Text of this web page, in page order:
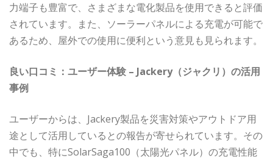
力端子も豊富で、さまざまな電化製品を使用できると評価
されています。また、ソーラーパネルによる充電が可能で
あるため、屋外での使用に便利という意見も見られます。
良い口コミ：ユーザー体験 – Jackery（ジャクリ）の活用
事例
ユーザーからは、Jackery製品を災害対策やアウトドア用
途として活用しているとの報告が寄せられています。その
中でも、特にSolarSaga100（太陽光パネル）の充電性能